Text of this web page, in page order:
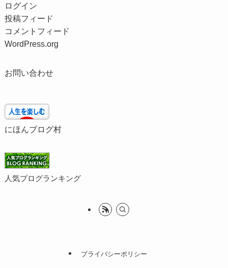
ログイン
投稿フィード
コメントフィード
WordPress.org
お問い合わせ
にほんブログ村
人気ブログランキング
プライバシーポリシー